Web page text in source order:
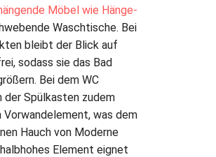
Möbel wie Hänge-
Waschtische. Bei
bleibt der Blick auf
sodass sie das Bad
Bei dem WC
der Spülkasten zudem
Vorwandelement, was dem
Hauch von Moderne
Element eignet